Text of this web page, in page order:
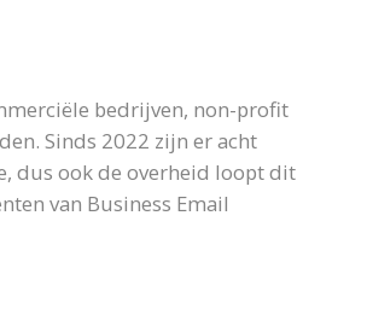
bedrijven, non-profit
Sinds 2022 zijn er acht
dus ook de overheid loopt dit
van Business Email